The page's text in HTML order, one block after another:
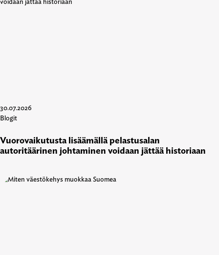
30.07.2026
Blogit
Vuorovaikutusta lisäämällä pelastusalan
autoritäärinen johtaminen voidaan jättää historiaan